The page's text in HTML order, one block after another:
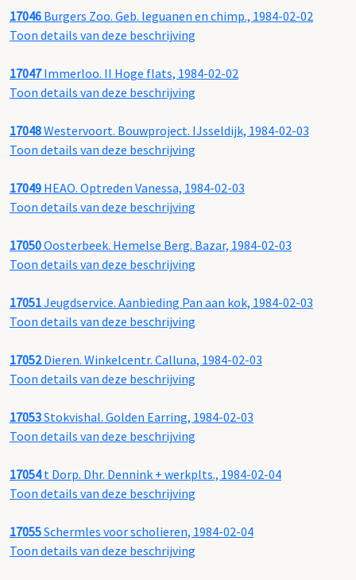
17046 Burgers Zoo. Geb. leguanen en chimp., 1984-02-02
Toon details van deze beschrijving
17047Immerloo. II Hoge flats, 1984-02-02
Toon details van deze beschrijving
17048Westervoort. Bouwproject. IJsseldijk, 1984-02-03
Toon details van deze beschrijving
17049 HEAO. Optreden Vanessa, 1984-02-03
Toon details van deze beschrijving
17050Oosterbeek. Hemelse Berg. Bazar, 1984-02-03
Toon details van deze beschrijving
17051Jeugdservice. Aanbieding Pan aan kok, 1984-02-03
Toon details van deze beschrijving
17052Dieren. Winkelcentr. Calluna, 1984-02-03
Toon details van deze beschrijving
17053Stokvishal. Golden Earring, 1984-02-03
Toon details van deze beschrijving
17054t Dorp. Dhr. Dennink + werkplts., 1984-02-04
Toon details van deze beschrijving
17055Schermles voor scholieren, 1984-02-04
Toon details van deze beschrijving